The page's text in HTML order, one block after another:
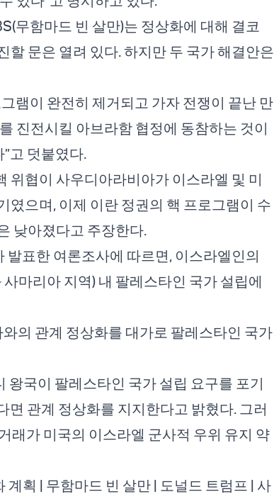
무함마드 빈 살만)는 정상화에 대해 결코
할 문은 열려 있다. 하지만 두 국가 해결안은
램이 완전히 제거되고 가자 전쟁이 끝난 만
진전시킬 아브라함 협정에 동참하는 것이
고 덧붙였다.
위협이 사우디아라비아가 이스라엘 및 미
였으며, 이제 이란 정권의 핵 프로그램이 수
낮아졌다고 주장한다.
발표한 여론조사에 따르면, 이스라엘인의
마리아 지역) 내 팔레스타인 국가 설립에
의 관계 정상화를 대가로 팔레스타인 국가
국이 팔레스타인 국가 설립 요구를 포기
관계 정상화를 지지한다고 밝혔다. 그러
래가 미국의 이스라엘 군사적 우위 유지 약
계획 | 무함마드 빈 살만 | 도널드 트럼프 | 사